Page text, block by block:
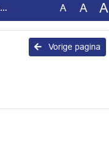
A A A
Vorige pagina